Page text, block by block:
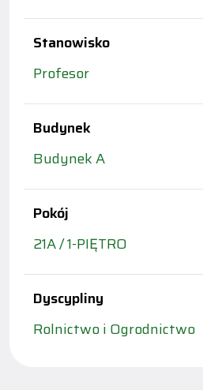
Stanowisko
Profesor
Budynek
Budynek A
Pokój
21A / 1-PIĘTRO
Dyscypliny
Rolnictwo i Ogrodnictwo